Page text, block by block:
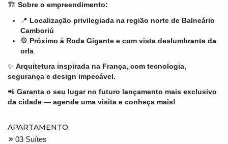
🏗️ Sobre o empreendimento:
📍 Localização privilegiada na região norte de Balneário
Camboriú
🎡 Próximo à Roda Gigante e com vista deslumbrante da
orla
✨ Arquitetura inspirada na França, com tecnologia,
segurança e design impecável.
📲 Garanta o seu lugar no futuro lançamento mais exclusivo
da cidade — agende uma visita e conheça mais!
APARTAMENTO:
03 Suítes